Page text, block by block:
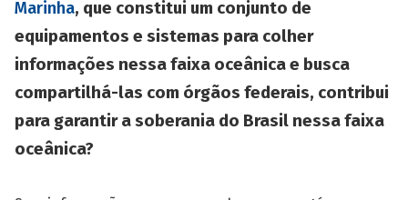
Marinha, que constitui um conjunto de
equipamentos e sistemas para colher
informações nessa faixa oceânica e busca
compartilhá-las com órgãos federais, contribui
para garantir a soberania do Brasil nessa faixa
oceânica?